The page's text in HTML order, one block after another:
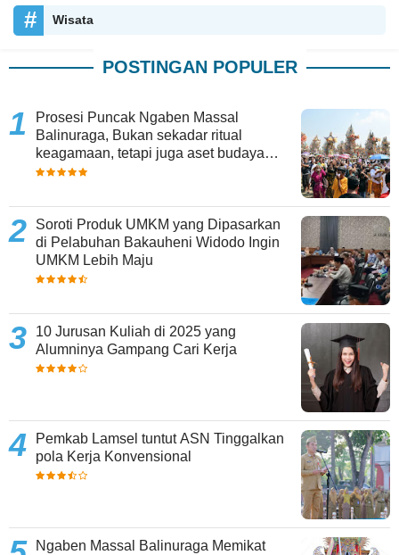
Wisata
POSTINGAN POPULER
Prosesi Puncak Ngaben Massal
Balinuraga, Bukan sekadar ritual
keagamaan, tetapi juga aset budaya
yang memperkaya keberagaman
Soroti Produk UMKM yang Dipasarkan
di Pelabuhan Bakauheni Widodo Ingin
UMKM Lebih Maju
10 Jurusan Kuliah di 2025 yang
Alumninya Gampang Cari Kerja
Pemkab Lamsel tuntut ASN Tinggalkan
pola Kerja Konvensional
Ngaben Massal Balinuraga Memikat